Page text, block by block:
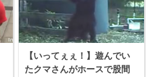
【いってぇぇ！】遊んでい
たクマさんがホースで股間